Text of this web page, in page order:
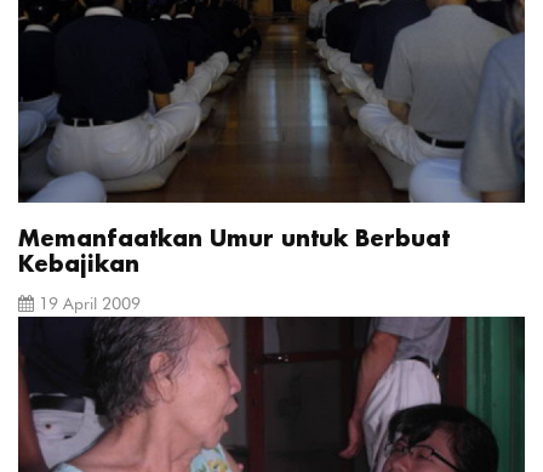
Memanfaatkan Umur untuk Berbuat
Kebajikan
19 April 2009